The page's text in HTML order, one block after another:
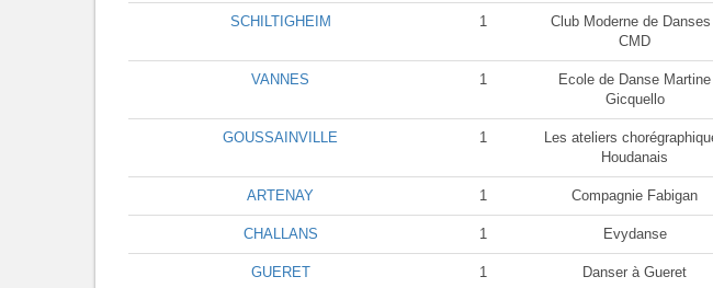
SCHILTIGHEIM 1
Club Moderne de Danses
CMD
VANNES 1
Ecole de Danse Martine
Gicquello
GOUSSAINVILLE 1
Les ateliers
Houdanais
ARTENAY 1 Compagnie Fabigan
CHALLANS 1 Evydanse
GUERET 1 Danser à Gueret